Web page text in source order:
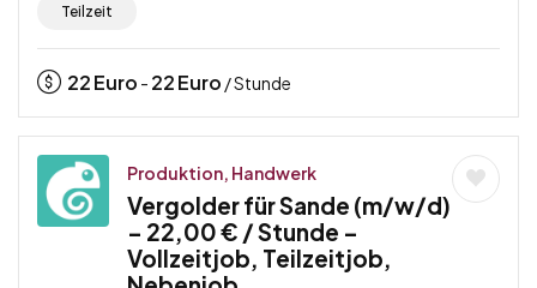
Teilzeit
22Euro - 22Euro / Stunde
Produktion, Handwerk
Vergolder für Sande (m/w/d)
– 22,00 € / Stunde –
Vollzeitjob, Teilzeitjob,